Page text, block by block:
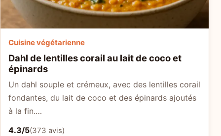
Cuisine végétarienne
Dahl de lentilles corail au lait de coco et
épinards
Un dahl souple et crémeux, avec des lentilles corail
fondantes, du lait de coco et des épinards ajoutés
à la fin.…
4.3/5(373 avis)